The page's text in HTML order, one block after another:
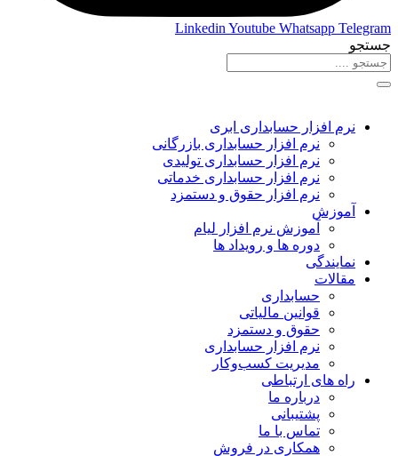
Linkedin Youtube Whatsapp Telegram
جستجو
نرم افزار حسابداری ابری
نرم افزار حسابداری بازرگانی
نرم افزار حسابداری تولیدی
نرم افزار حسابداری خدماتی
نرم افزار حقوق و دستمزد
آموزش
آموزش نرم افزار لیام
دوره ها و رویداد ها
نمایندگی
مقالات
حسابداری
قوانین مالیاتی
حقوق و دستمزد
نرم افزار حسابداری
مدیریت کسب‌وکار
راه های ارتباطی
درباره ما
پشتیبانی
تماس با ما
همکاری در فروش